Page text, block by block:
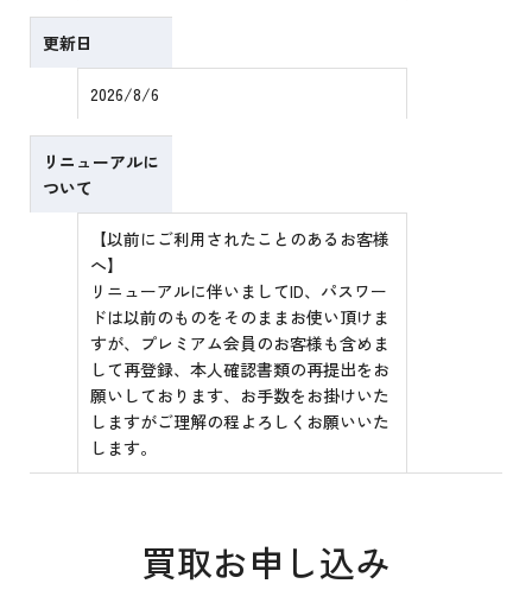
更新日
2026/8/6
リニューアルに
ついて
【以前にご利用されたことのあるお客様
へ】
リニューアルに伴いましてID、パスワー
ドは以前のものをそのままお使い頂けま
すが、プレミアム会員のお客様も含めま
して再登録、本人確認書類の再提出をお
願いしております、お手数をお掛けいた
しますがご理解の程よろしくお願いいた
します。
買取お申し込み